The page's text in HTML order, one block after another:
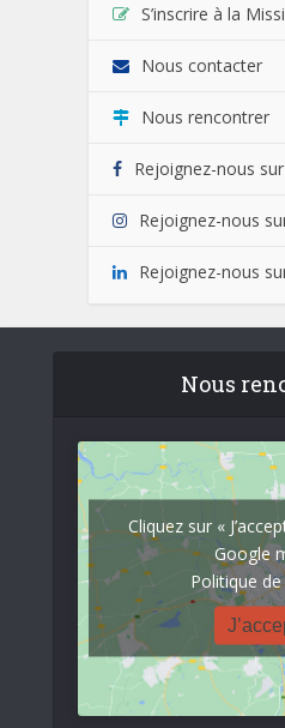
S’inscrire à la
Nous contacter
Nous rencontrer
Rejoignez-nous
Rejoignez-nous
Rejoignez-nous
Nous
Cliquez sur «
Google
Politique